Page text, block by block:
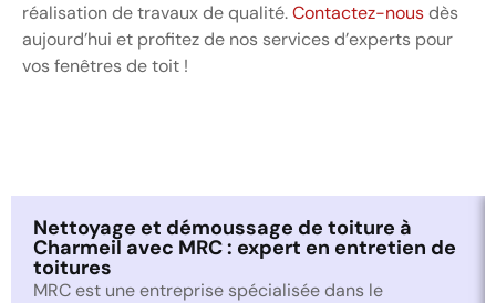
réalisation de travaux de qualité.Contactez-nousdès
aujourd’hui et profitez de nos services d’experts pour
vos fenêtres de toit !
Nettoyage et démoussage de toiture à
Charmeil avec MRC : expert en entretien de
toitures
MRC est une entreprise spécialisée dans le